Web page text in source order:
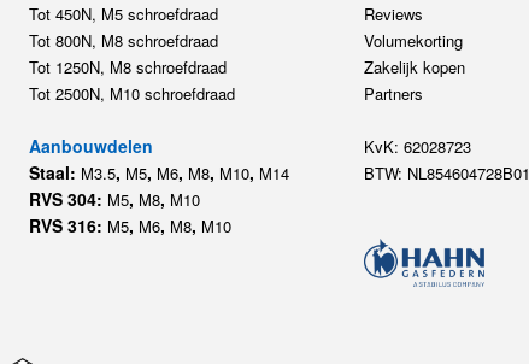
Tot 450N, M5 schroefdraad
Tot 800N, M8 schroefdraad
Tot 1250N, M8 schroefdraad
Tot 2500N, M10 schroefdraad
Aanbouwdelen
Staal: M3.5, M5, M6, M8, M10, M14
RVS 304: M5, M8, M10
RVS 316: M5, M6, M8, M10
Reviews
Volumekorting
Zakelijk kopen
Partners
KvK: 62028723
BTW: NL854604728B01